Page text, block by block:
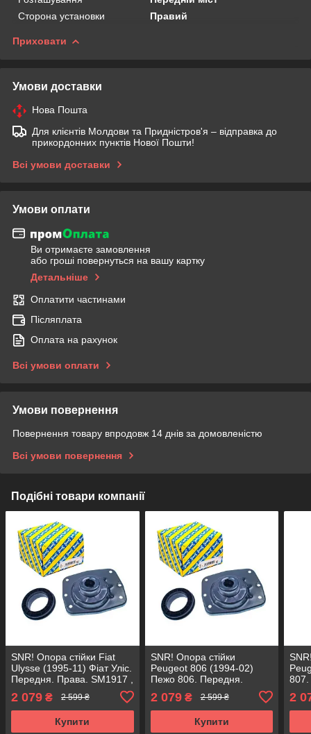
Сторона установки
Правий
Приховати
Умови доставки
Нова Пошта
Для клієнтів Молдови та Придністров'я – відправка до
прикордонних пунктів Нової Пошти!
Всі умови доставки
Умови оплати
Ви отримаєте замовлення
або гроші повернуться на вашу картку
Детальніше
Оплатити частинами
Післяплата
Оплата на рахунок
Всі умови оплати
Умови повернення
Повернення товару впродовж 14 днів за домовленістю
Всі умови повернення
Подібні товари компанії
SNR! Опора стійки Fiat
Ulysse (1995-11) Фіат Уліс.
Передня. Права. SM1917 ,
VKDA35317
2 079 ₴ 2 599 ₴
Купити
SNR! Опора стійки
Peugeot 806 (1994-02)
Пежо 806. Передня.
Права. SM1917 , 802170 ,
KB659.17 , VKDA35317
2 079₴ 2 599 ₴
Купити
2